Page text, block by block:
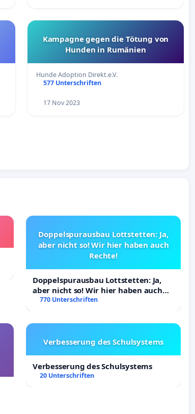
Kampagne gegen die Tötung von
Hunden in Rumänien
Hunde Adoption Direkt.e.V.
577 Unterschriften
17 Nov 2023
Doppelspurausbau Lottstetten: Ja,
aber nicht so! Wir hier haben auch
Rechte!
Doppelspurausbau Lottstetten: Ja,
aber nicht so! Wir hier haben auch
Rechte!
770 Unterschriften
Verbesserung des Schulsystems
Verbesserung des Schulsystems
20 Unterschriften